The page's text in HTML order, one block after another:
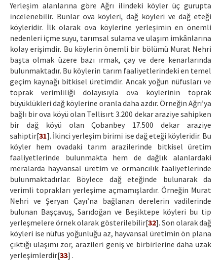
Yerleşim alanlarına göre Ağrı ilindeki köyler üç gurupta
incelenebilir. Bunlar ova köyleri, dağ köyleri ve dağ eteği
köyleridir. İlk olarak ova köylerine yerleşimin en önemli
nedenleri içme suyu, tarımsal sulama ve ulaşım imkânlarına
kolay erişimdir. Bu köylerin önemli bir bölümü Murat Nehri
başta olmak üzere bazı ırmak, çay ve dere kenarlarında
bulunmaktadır. Bu köylerin tarım faaliyetlerindeki en temel
geçim kaynağı bitkisel üretimdir. Ancak yoğun nüfusları ve
toprak verimliliği dolayısıyla ova köylerinin toprak
büyüklükleri dağ köylerine oranla daha azdır. Örneğin Ağrı’ya
bağlı bir ova köyü olan Tellisırt 3.200 dekar araziye sahipken
bir dağ köyü olan Çobanbey 17.500 dekar araziye
sahiptir[31]. İkinci yerleşim birimi ise dağ eteği köyleridir. Bu
köyler hem ovadaki tarım arazilerinde bitkisel üretim
faaliyetlerinde bulunmakta hem de dağlık alanlardaki
meralarda hayvansal üretim ve ormancılık faaliyetlerinde
bulunmaktadırlar. Böylece dağ eteğinde bulunarak da
verimli toprakları yerleşime açmamışlardır. Örneğin Murat
Nehri ve Şeryan Çayı’na bağlanan derelerin vadilerinde
bulunan Başçavuş, Sarıdoğan ve Beşiktepe köyleri bu tip
yerleşmelere örnek olarak gösterilebilir[32]. Son olarak dağ
köyleri ise nüfus yoğunluğu az, hayvansal üretimin ön plana
çıktığı ulaşımı zor, arazileri geniş ve birbirlerine daha uzak
yerleşimlerdir[33] .